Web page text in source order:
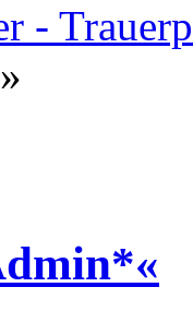
-
»